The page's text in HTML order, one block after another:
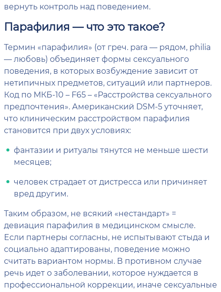
вернуть контроль над поведением.
Парафилия — что это такое?
Термин «парафилия» (от греч. para — рядом, philia
— любовь) объединяет формы сексуального
поведения, в которых возбуждение зависит от
нетипичных предметов, ситуаций или партнеров.
Код по МКБ-10 – F65 – «Расстройства сексуального
предпочтения». Американский DSM-5 уточняет,
что клиническим расстройством парафилия
становится при двух условиях:
фантазии и ритуалы тянутся не меньше шести
месяцев;
человек страдает от дистресса или причиняет
вред другим.
Таким образом, не всякий «нестандарт» =
девиация парафилия в медицинском смысле.
Если партнеры согласны, не испытывают стыда и
социально адаптированы, поведение можно
считать вариантом нормы. В противном случае
речь идет о заболевании, которое нуждается в
профессиональной коррекции, иначе сексуальные